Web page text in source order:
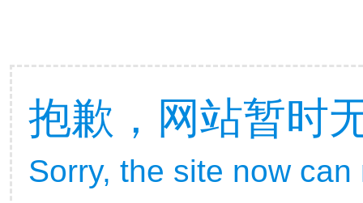
抱歉，网站暂时
Sorry, the site now